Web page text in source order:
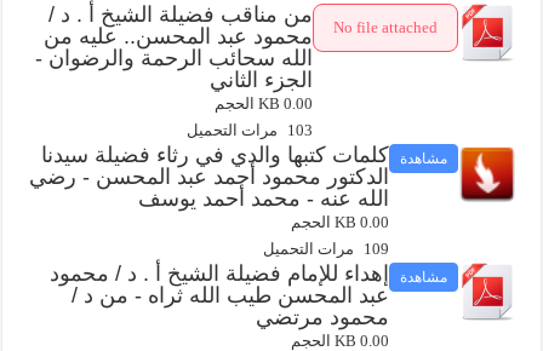
No file attached
من مناقب فضيلة الشيخ أ . د /
محمود عبد المحسن.. عليه من
الله سحائب الرحمة والرضوان -
الجزء الثاني
0.00 KB الحجم
103 مرات التحميل
مشاهدة
كلمات كتبها والدي في رثاء فضيلة سيدنا
الدكتور محمود أحمد عبد المحسن - رضي
الله عنه - محمد أحمد يوسف
0.00 KB الحجم
109 مرات التحميل
مشاهدة
إهداء للإمام فضيلة الشيخ أ . د / محمود
عبد المحسن طيب الله ثراه - من د /
محمود مرتضي
0.00 KB الحجم